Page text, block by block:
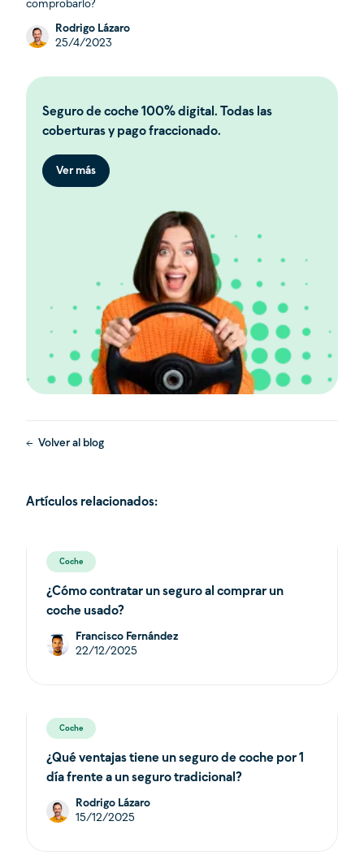
Volver al blog
comprobarlo?
Rodrigo Lázaro
25/4/2023
Seguro de coche 100% digital. Todas las
coberturas y pago fraccionado.
Ver más
Artículos relacionados:
Coche
¿Cómo contratar un seguro al comprar un
coche usado?
Francisco Fernández
22/12/2025
Coche
¿Qué ventajas tiene un seguro de coche por 1
día frente a un seguro tradicional?
Rodrigo Lázaro
15/12/2025